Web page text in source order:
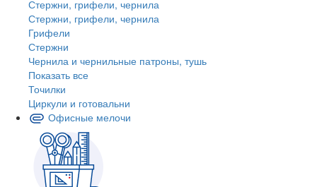
Стержни, грифели, чернила
Стержни, грифели, чернила
Грифели
Стержни
Чернила и чернильные патроны, тушь
Показать все
Точилки
Циркули и готовальни
Офисные мелочи